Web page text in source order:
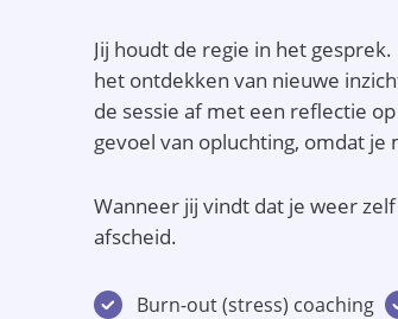
Jij houdt de regie in het
het ontdekken van nieuwe
de sessie af met een reflectie
gevoel van opluchting, omdat
Wanneer jij vindt dat je weer
afscheid.
Burn-out (stress) coaching